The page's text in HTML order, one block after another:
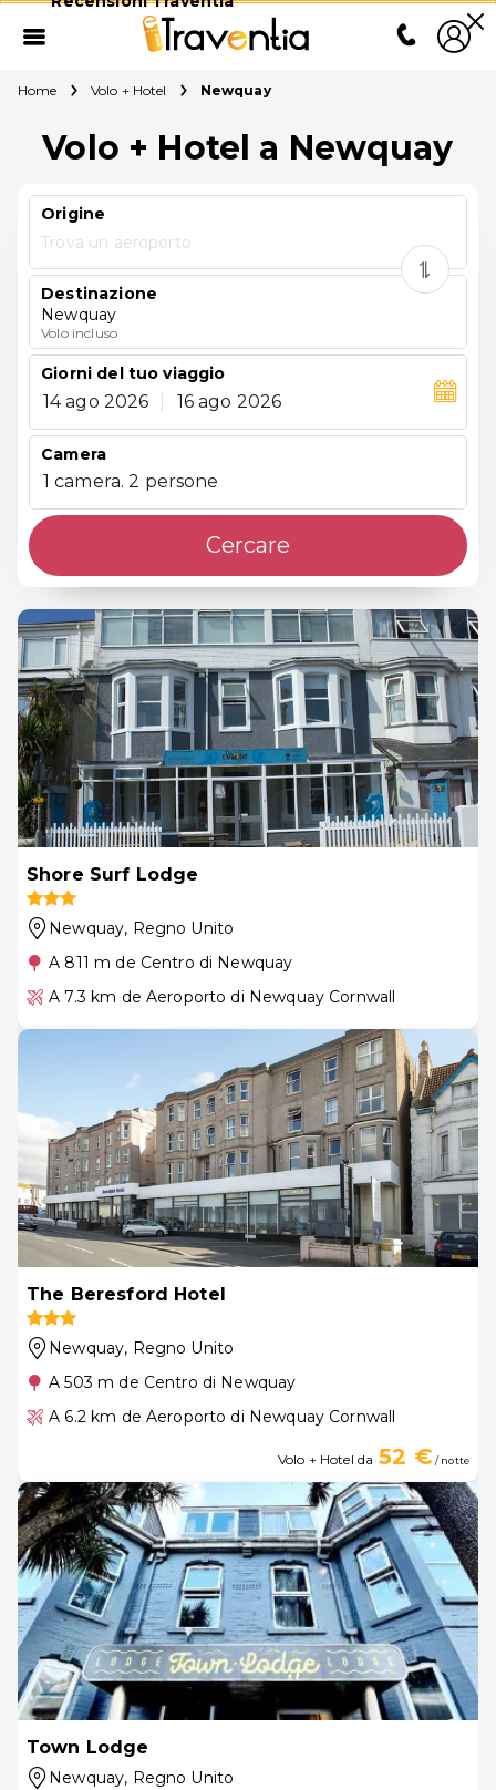
Home Volo + Hotel Newquay
Volo + Hotel a Newquay
Origine
Trova un aeroporto
Destinazione
Newquay
Volo incluso
Giorni del tuo viaggio
14 ago 2026 16 ago 2026
Camera
1 camera. 2 persone
Cercare
Shore Surf Lodge
Newquay, Regno Unito
A 811 m de Centro di Newquay
A 7.3 km de Aeroporto di Newquay Cornwall
The Beresford Hotel
Newquay, Regno Unito
A 503 m de Centro di Newquay
A 6.2 km de Aeroporto di Newquay Cornwall
Volo + Hotel da 52 €/ notte
Town Lodge
Newquay, Regno Unito